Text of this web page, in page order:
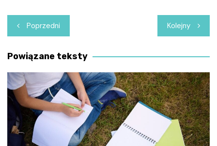
Nawigacja
wpisu
Poprzedni Kolejny
Powiązane teksty